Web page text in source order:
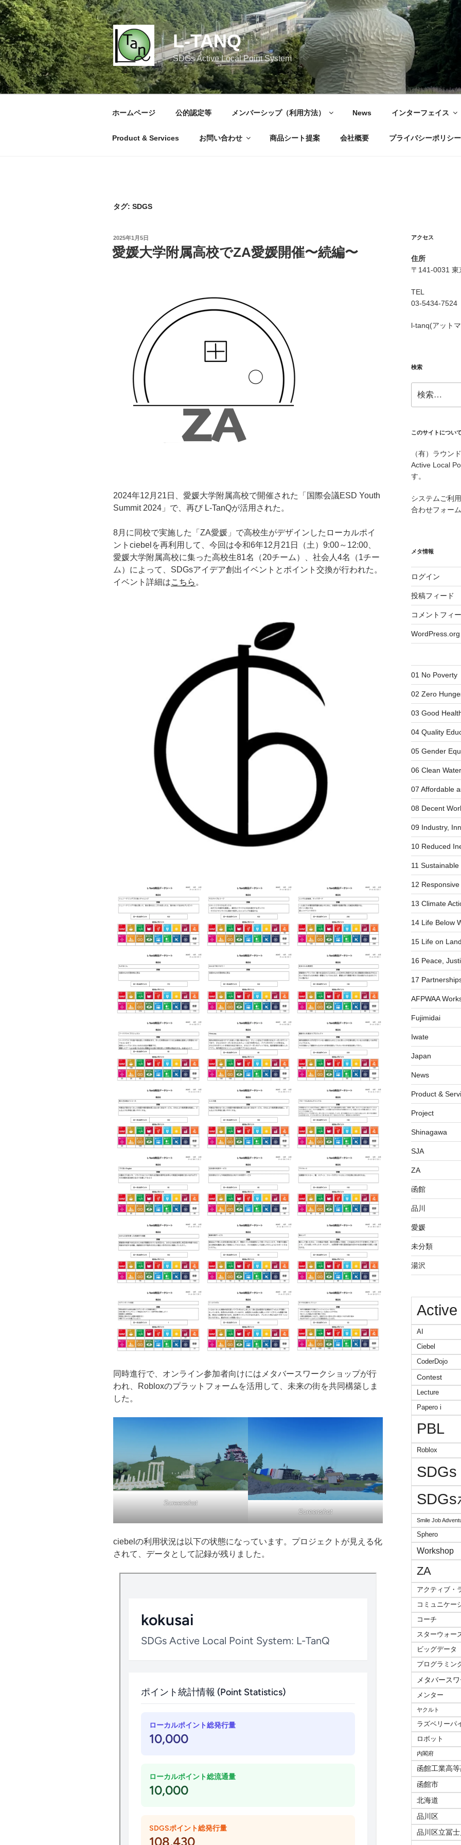
コ
ン
テ
ン
ツ
へ
ス
キ
L-TANQ
SDGs Active Local Point System
ホームページ 公的認定等 メンバーシップ（利用方法） News インターフェイス
Product & Services お問い合わせ 商品シート提案 会社概要 プライバシーポリシー
タグ: SDGS
投
稿
日:
2025年1月5日
愛媛大学附属高校でZA愛媛開催〜続編〜
2024年12月21日、愛媛大学附属高校で開催された「国際会議ESD Youth
Summit 2024」で、再び L-TanQが活用された。
8月に同校で実施した「ZA愛媛」で高校生がデザインしたローカルポイ
ントciebelを再利用して、今回は令和6年12月21日（土）9:00～12:00、
愛媛大学附属高校に集った高校生81名（20チーム）、社会人4名（1チー
ム）によって、SDGsアイデア創出イベントとポイント交換が行われた。
イベント詳細はこちら 。
同時進行で、オンライン参加者向けにはメタバースワークショップが行
われ、Robloxのプラットフォームを活用して、未来の街を共同構築しま
した。
Screenshot
Screenshot
ciebelの利用状況は以下の状態になっています。プロジェクトが見える化
されて、データとして記録が残りました。
アクセス
住所
〒141-0031
TEL
03-5434-7524
l-tanq(アット
検索
索:
このサイトについて
（有）ラウン
Active Local
す。
システムご利
合わせフォー
メタ情報
ログイン
投稿フィード
コメントフィ
WordPress.org
01 No Poverty
02 Zero
03 Good
04 Quality
05 Gender
06 Clean
07 Affordable
08 Decent
09 Industry,
10 Reduced
11
12
13 Climate
14 Life Below
15 Life on Land
16 Peace,
17
AFPWAA
Fujimidai
Iwate
Japan
News
Product &
Project
Shinagawa
SJA
ZA
函館
品川
愛媛
未分類
湯沢
Active
AI
Ciebel
CoderDojo
Contest
Lecture
Papero i
PBL
Roblox
SDGs
SDGs
Smile Job
Sphero
Workshop
ZA
アクティブ・
コミュニケー
コーチ
スターウォー
ビッグデータ
プログラミン
メタバース
メンター
ヤクルト
ラズベリーパ
ロボット
内閣府
函館工業高
函館市
北海道
品川区
品川区立冨